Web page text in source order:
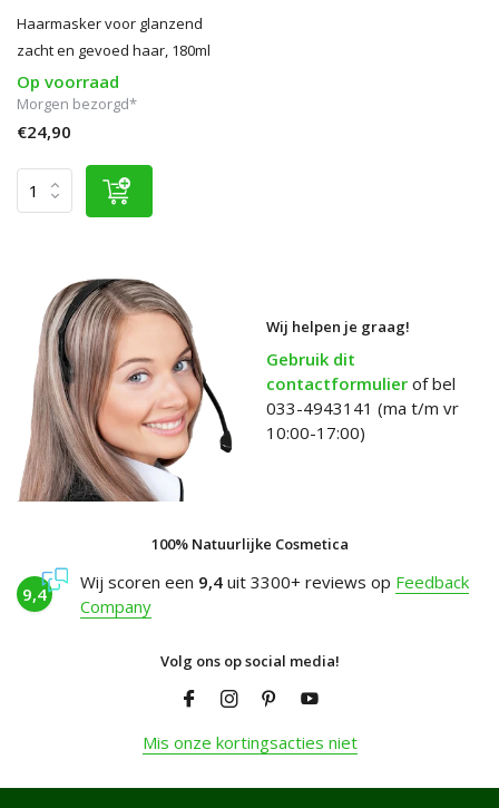
Haarmasker voor glanzend
zacht en gevoed haar, 180ml
Op voorraad
Morgen bezorgd*
€24,90
Wij helpen je graag!
Gebruik dit
contactformulier of bel
033-4943141 (ma t/m vr
10:00-17:00)
100% Natuurlijke Cosmetica
9,4
Wij scoren een 9,4 uit 3300+ reviews op Feedback
Company
Volg ons op social media!
Mis onze kortingsacties niet